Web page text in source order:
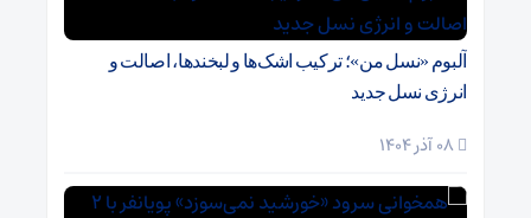
آلبوم «نسل من»؛ ترکیب اشک‌ها و لبخندها، اصالت و
انرژی نسل جدید